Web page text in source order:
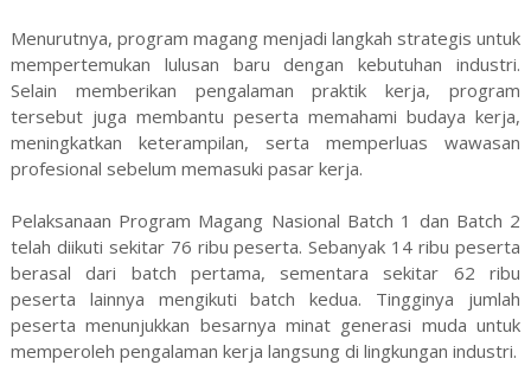
Menurutnya, program magang menjadi langkah strategis untuk
mempertemukan lulusan baru dengan kebutuhan industri.
Selain memberikan pengalaman praktik kerja, program
tersebut juga membantu peserta memahami budaya kerja,
meningkatkan keterampilan, serta memperluas wawasan
profesional sebelum memasuki pasar kerja.
Pelaksanaan Program Magang Nasional Batch 1 dan Batch 2
telah diikuti sekitar 76 ribu peserta. Sebanyak 14 ribu peserta
berasal dari batch pertama, sementara sekitar 62 ribu
peserta lainnya mengikuti batch kedua. Tingginya jumlah
peserta menunjukkan besarnya minat generasi muda untuk
memperoleh pengalaman kerja langsung di lingkungan industri.